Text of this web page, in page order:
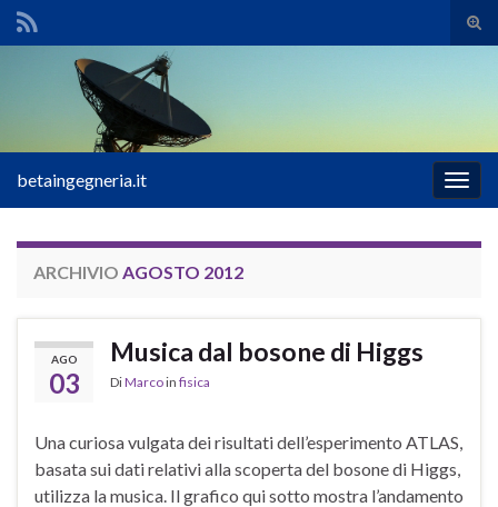
il
Search for:
la
betaingegneria.it
ARCHIVIO AGOSTO 2012
AGO
03
Musica dal bosone di Higgs
DiMarcoin fisica
Una curiosa vulgata dei risultati dell’esperimento ATLAS,
basata sui dati relativi alla scoperta del bosone di Higgs,
utilizza la musica. Il grafico qui sotto mostra l’andamento